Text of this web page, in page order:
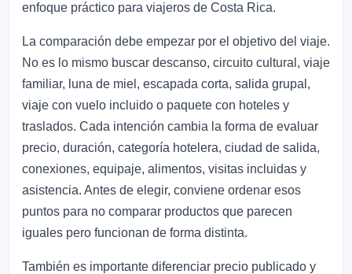
enfoque práctico para viajeros de Costa Rica.
La comparación debe empezar por el objetivo del viaje.
No es lo mismo buscar descanso, circuito cultural, viaje
familiar, luna de miel, escapada corta, salida grupal,
viaje con vuelo incluido o paquete con hoteles y
traslados. Cada intención cambia la forma de evaluar
precio, duración, categoría hotelera, ciudad de salida,
conexiones, equipaje, alimentos, visitas incluidas y
asistencia. Antes de elegir, conviene ordenar esos
puntos para no comparar productos que parecen
iguales pero funcionan de forma distinta.
También es importante diferenciar precio publicado y